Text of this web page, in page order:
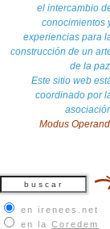
el intercambio
conocimientos
experiencias para
construcción de un
de la
Este sitio web
coordinado por
Modus
en irenees.net
en la Coredem